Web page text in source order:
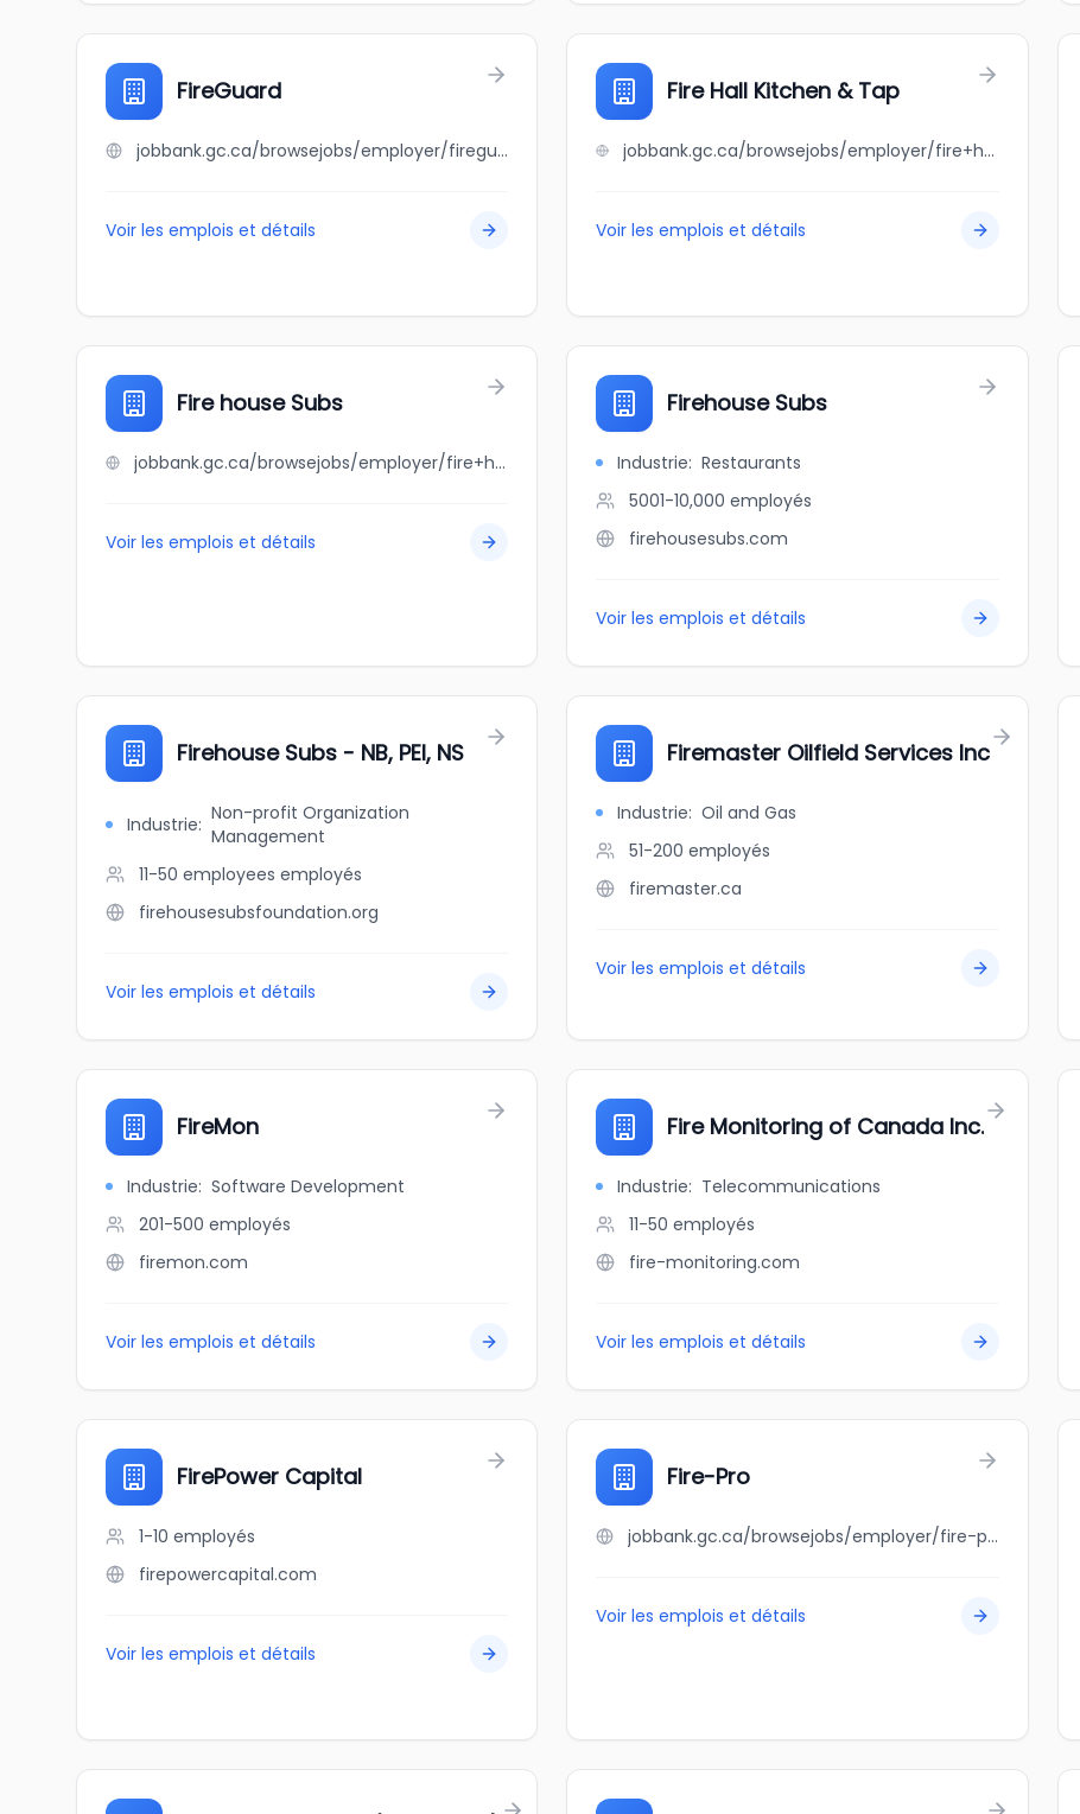
FireGuard
jobbank.gc.ca/browsejobs/employer/fireguard/ca
Voir les emplois et détails
Fire Hall Kitchen & Tap
jobbank.gc.ca/browsejobs/employer/fire+hall+kitchen+%26+tap/ca
Voir les emplois et détails
Fire house Subs
jobbank.gc.ca/browsejobs/employer/fire+house+subs/ca
Voir les emplois et détails
Firehouse Subs
Industrie: Restaurants
5001-10,000 employés
firehousesubs.com
Voir les emplois et détails
Firehouse Subs - NB, PEI, NS
Industrie: Non-profit Organization
Management
11-50 employees employés
firehousesubsfoundation.org
Voir les emplois et détails
Firemaster Oilfield Services Inc
Industrie: Oil and Gas
51-200 employés
firemaster.ca
Voir les emplois et détails
FireMon
Industrie: Software Development
201-500 employés
firemon.com
Voir les emplois et détails
Fire Monitoring of Canada Inc.
Industrie: Telecommunications
11-50 employés
fire-monitoring.com
Voir les emplois et détails
FirePower Capital
1-10 employés
firepowercapital.com
Voir les emplois et détails
Fire-Pro
jobbank.gc.ca/browsejobs/employer/fire-pro/ca
Voir les emplois et détails